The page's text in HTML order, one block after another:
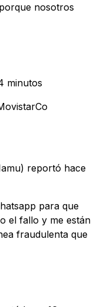
nosotros
minutos
reportó hace
para que
el fallo y me están
fraudulenta que